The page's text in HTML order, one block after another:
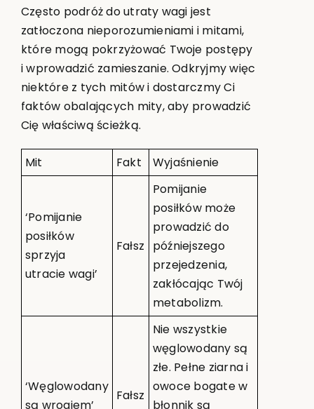
Często podróż do utraty wagi jest
zatłoczona nieporozumieniami i mitami,
które mogą pokrzyżować Twoje postępy
i wprowadzić zamieszanie. Odkryjmy więc
niektóre z tych mitów i dostarczmy Ci
faktów obalających mity, aby prowadzić
Cię właściwą ścieżką.
Mit Fakt Wyjaśnienie
‘Pomijanie
posiłków
sprzyja
utracie wagi’
Fałsz
Pomijanie
posiłków może
prowadzić do
późniejszego
przejedzenia,
zakłócając Twój
metabolizm.
‘Węglowodany
są wrogiem’
Fałsz
Nie wszystkie
węglowodany są
złe. Pełne ziarna i
owoce bogate w
błonnik są